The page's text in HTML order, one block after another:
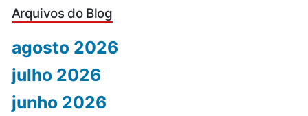
Arquivos do Blog
agosto 2026
julho 2026
junho 2026